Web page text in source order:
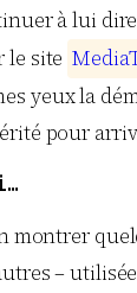
à lui
le site Media
yeux la
pour
montrer
–